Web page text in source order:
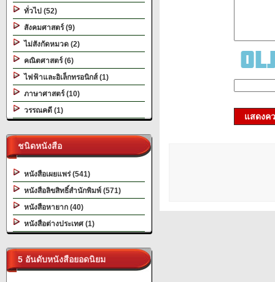
ทั่วไป (52)
สังคมศาสตร์ (9)
ไม่สังกัดหมวด (2)
คณิตศาสตร์ (6)
ไฟฟ้าและอิเล็กทรอนิกส์ (1)
ภาษาศาสตร์ (10)
วรรณคดี (1)
ชนิดหนังสือ
หนังสือเผยแพร่ (541)
หนังสือลิขสิทธิ์สำนักพิมพ์ (571)
หนังสือหายาก (40)
หนังสือต่างประเทศ (1)
5 อันดับหนังสือยอดนิยม
แสดงค